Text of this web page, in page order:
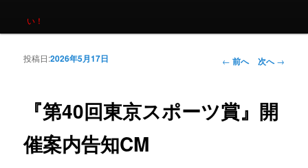
い！
投稿ナビゲーシ
← 前へ 次へ→
『第40回東京スポーツ賞』開
催案内告知CM
投稿日:2026年5月17日